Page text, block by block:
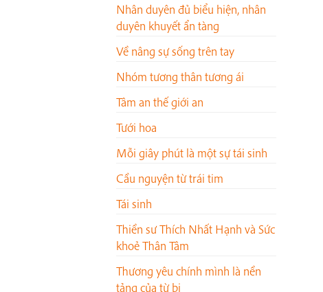
Nhân duyên đủ biểu hiện, nhân
duyên khuyết ẩn tàng
Về nâng sự sống trên tay
Nhóm tương thân tương ái
Tâm an thế giới an
Tưới hoa
Mỗi giây phút là một sự tái sinh
Cầu nguyện từ trái tim
Tái sinh
Thiền sư Thích Nhất Hạnh và Sức
khoẻ Thân Tâm
Thương yêu chính mình là nền
tảng của từ bi